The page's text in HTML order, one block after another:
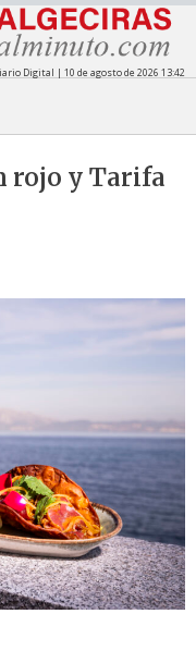
Digital | 10 de agosto de 2026 13:42
rojo y Tarifa